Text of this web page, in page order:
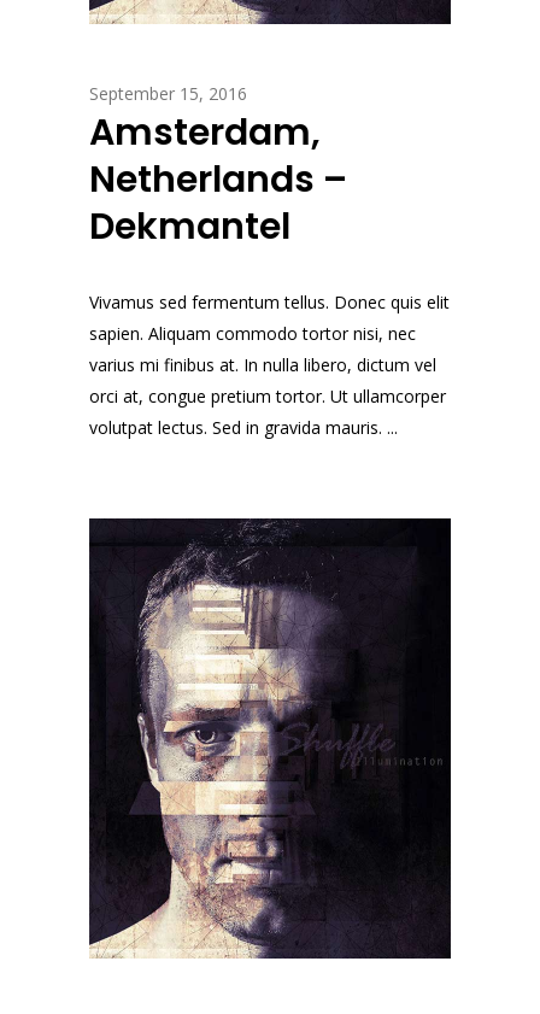
September 15, 2016
Amsterdam,
Netherlands –
Dekmantel
Vivamus sed fermentum tellus. Donec quis elit
sapien. Aliquam commodo tortor nisi, nec
varius mi finibus at. In nulla libero, dictum vel
orci at, congue pretium tortor. Ut ullamcorper
volutpat lectus. Sed in gravida mauris. ...